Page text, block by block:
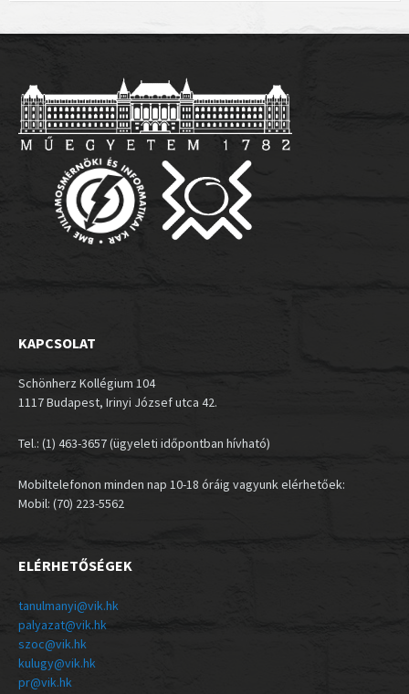
KAPCSOLAT
Schönherz Kollégium 104
1117 Budapest, Irinyi József utca 42.
Tel.: (1) 463-3657 (ügyeleti időpontban hívható)
Mobiltelefonon minden nap 10-18 óráig vagyunk elérhetőek:
Mobil: (70) 223-5562
ELÉRHETŐSÉGEK
tanulmanyi@vik.hk
palyazat@vik.hk
szoc@vik.hk
kulugy@vik.hk
pr@vik.hk